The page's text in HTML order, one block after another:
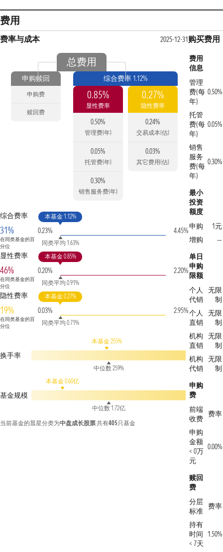
费用
费率与成本 2025-12-31
总费用
申购赎回
申购费
赎回费
综合费率 1.12%
0.85%
显性费率
0.50%
管理费(年)
0.05%
托管费(年)
0.30%
销售服务费(年)
0.27%
隐性费率
0.24%
交易成本(估)
0.03%
其它费用(估)
综合费率
31%
在同类基金的百
分位
0.23%
本基金 1.12%
同类平均 1.63%
4.45%
显性费率
46%
在同类基金的百
分位
0.20%
本基金 0.85%
同类平均 0.91%
2.20%
隐性费率
19%
在同类基金的百
分位
0.03%
本基金 0.27%
同类平均 0.71%
2.95%
换手率
本基金 255%
中位数 259%
基金规模
本基金 0.60亿
中位数 1.72亿
当前基金的晨星分类为中盘成长股票共有405只基金
购买费用
费用
信息
管理
费(每
年)
0.50%
托管
费(每
年)
0.05%
销售
服务
费(每
年)
0.30%
最小
投资
额度
申购
1元
增购
—
单日
申购
限额
个人
代销
无限
制
个人
直销
无限
制
机构
直销
无限
制
机构
代销
无限
制
申购
费
前端
收费
费率
申购
金额
< 0万
元
0.00%
赎回
费
分层
标准
费率
持有
时间
< 7天
1.50%